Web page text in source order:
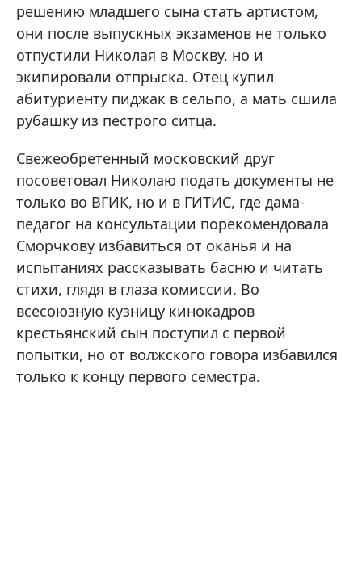
решению младшего сына стать артистом,
они после выпускных экзаменов не только
отпустили Николая в Москву, но и
экипировали отпрыска. Отец купил
абитуриенту пиджак в сельпо, а мать сшила
рубашку из пестрого ситца.
Свежеобретенный московский друг
посоветовал Николаю подать документы не
только во ВГИК, но и в ГИТИС, где дама-
педагог на консультации порекомендовала
Сморчкову избавиться от оканья и на
испытаниях рассказывать басню и читать
стихи, глядя в глаза комиссии. Во
всесоюзную кузницу кинокадров
крестьянский сын поступил с первой
попытки, но от волжского говора избавился
только к концу первого семестра.